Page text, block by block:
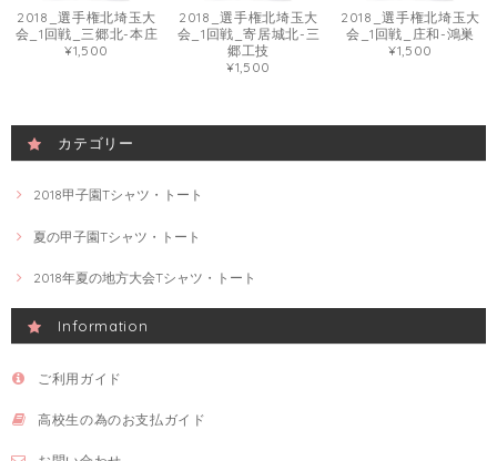
2018_選手権北埼玉大
会_1回戦_三郷北-本庄
¥1,500
2018_選手権北埼玉大
会_1回戦_寄居城北-三
郷工技
¥1,500
2018_選手権北埼玉大
会_1回戦_庄和-鴻巣
¥1,500
カテゴリー
2018甲子園Tシャツ・トート
夏の甲子園Tシャツ・トート
2018年夏の地方大会Tシャツ・トート
Information
ご利用ガイド
高校生の為のお支払ガイド